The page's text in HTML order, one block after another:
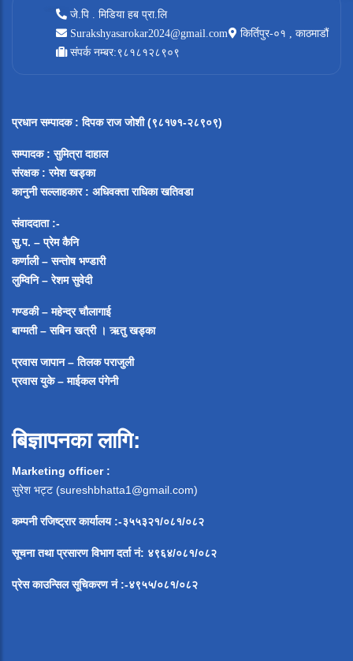
जे.पि . मिडिया हब प्रा.लि
Surakshyasarokar2024@gmail.com
किर्तिपुर-०१ , काठमाडौं
संपर्क नम्बर:९८१८१२८९०९
प्रधान सम्पादक: दिपक राज जोशी (९८१७१-२८९०९)
सम्पादक : सुमित्रा दाहाल
संरक्षक : रमेश खड्का
कानुनी सल्लाहकार : अधिवक्ता राधिका खतिवडा
संवाददाता :-
सु.प. – प्रेम कैनि
कर्णाली – सन्तोष भण्डारी
लुम्विनि – रेशम सुवेदी
गण्डकी – महेन्द्र चौलागाई
बाग्मती – सबिन खत्री ।ऋतु खड्का
प्रवास जापान – तिलक पराजुली
प्रवास युके – माईकल पंगेनी
बिज्ञापनका लागि:
Marketing officer :
सुरेश भट्ट (sureshbhatta1@gmail.com)
कम्पनी रजिष्ट्रार कार्यालय :-३५५३२१/०८१/०८२
सूचना तथा प्रसारण विभाग दर्ता नं: ४९६४/०८१/०८२
प्रेस काउन्सिल सूचिकरण नं:-४९५५/०८१/०८२